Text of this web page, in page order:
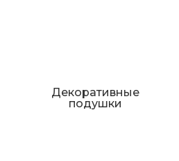
Декоративные
подушки